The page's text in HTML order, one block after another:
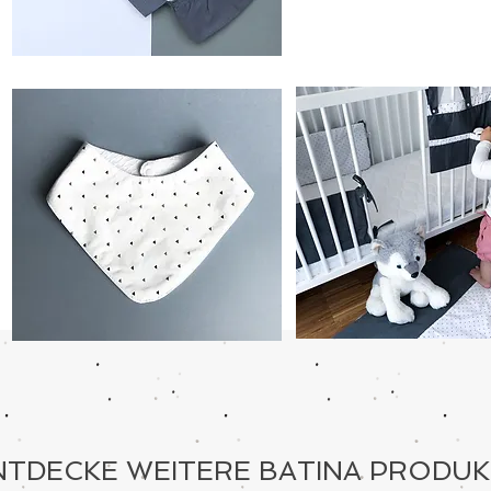
WEITERE BATINA